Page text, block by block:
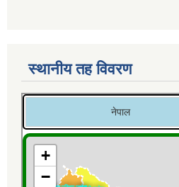
स्थानीय तह विवरण